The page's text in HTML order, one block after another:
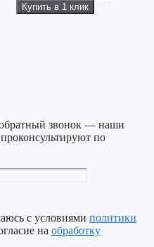
Купить в 1 клик
обратный звонок — наши
по
с условиями политики
на обработку